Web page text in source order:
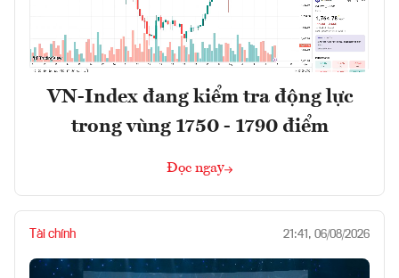
VN-Index đang kiểm tra động lực
trong vùng 1750 - 1790 điểm
Đọc ngay
Tài chính 21:41, 06/08/2026